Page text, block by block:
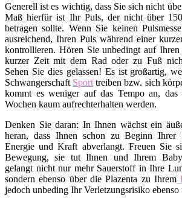
Generell ist es wichtig, dass Sie sich nicht
Maß hierfür ist Ihr Puls, der nicht über
betragen sollte. Wenn Sie keinen
ausreichend, Ihren Puls während einer
kontrollieren. Hören Sie unbedingt auf Ihren
kurzer Zeit mit dem Rad oder zu Fuß
Sehen Sie dies gelassen! Es ist großartig,
Schwangerschaft Sport treiben bzw. sich
kommt es weniger auf das Tempo an,
Wochen kaum aufrechterhalten werden.
Denken Sie daran: In Ihnen wächst ein
heran, dass Ihnen schon zu Beginn Ihrer
Energie und Kraft abverlangt. Freuen Sie
Bewegung, sie tut Ihnen und Ihrem
gelangt nicht nur mehr Sauerstoff in Ihre
sondern ebenso über die Plazenta zu Ihrem
jedoch unbeding Ihr Verletzungsrisiko ebenso